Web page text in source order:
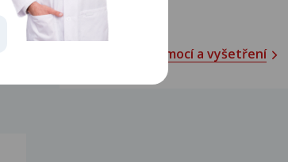
Katalog nemocí a vyšetření